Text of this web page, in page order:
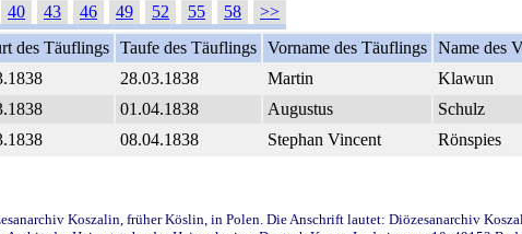
40 43 46 49 52 55 58
>>
des Täuflings Taufe des Täuflings Vorname des Täuflings Name des
28.03.1838 Martin Klawun
01.04.1838 Augustus Schulz
08.04.1838 Stephan Vincent Rönspies
Koszalin, früher Köslin, in Polen. Die Anschrift lautet: Diözesanarchiv